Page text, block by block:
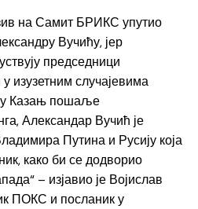
на Самит БРИКС упутио
Вучићу, јер
председници
изузетним случајевима
у Казањ пошаље
Александар Вучић је
Путина и Русију која
како би се додворио
– изјавио је Војислав
ПОКС и посланик у